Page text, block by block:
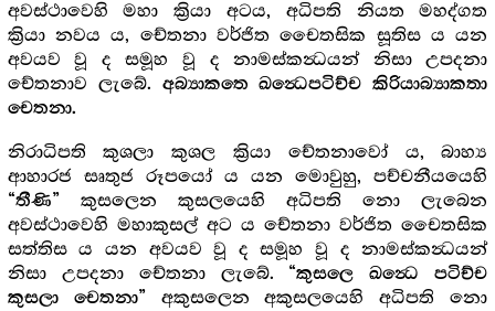
අවස්ථාවෙහි මහා ක්‍රියා අටය, අධිපති නියත මහද්ගත
ක්‍රියා නවය ය, චේතනා වර්ජිත චෛතසික සූතිස ය යන
අවයව වූ ද සමූහ වූ ද නාමස්කන්‍ධයන් නිසා උපදනා
චේතනාව ලැබේ. අබ්‍යාකතෙ ඛන්‍ධෙපටිච්ච කිරියාබ්‍යාකතා
චෙතනා.
නිරාධිපති කුශලා කුශල ක්‍රියා චේතනාවෝ ය, බාහ්‍ය
ආහාරජ සෘතුජ රූපයෝ ය යන මොවුහු, පච්චනීයයෙහි
“තීණි”කුසලෙන කුසලයෙහි අධිපති නො ලැබෙන
අවස්ථාවෙහි මහාකුසල් අට ය චේතනා වර්ජිත චෛතසික
සත්තිස ය යන අවයව වූ ද සමූහ වූ ද නාමස්කන්‍ධයන්
නිසා උපදනා චේතනා ලැබේ. “කුසලෙ ඛන්‍ධෙ පටිච්ච
කුසලා චෙතනා”අකුසලෙන අකුසලයෙහි අධිපති නො